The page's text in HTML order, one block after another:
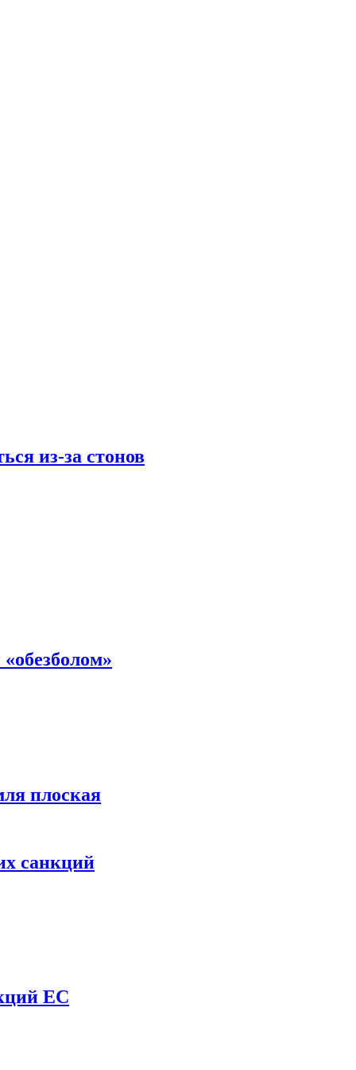
из-за стонов
плоская
санкций
ЕС